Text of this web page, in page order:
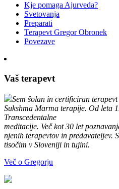
Kje pomaga Ajurveda?
Svetovanja
Preparati
Terapevt Gregor Obronek
Povezave
Vaš terapevt
Sem šolan in certificiran
Sukshma Marma terapije. Od leta
Transcedentalne
meditacije. Več kot 30 let
njenih terapevtov in predavateljev.
tisočim v Sloveniji in tujini.
Več o Gregorju